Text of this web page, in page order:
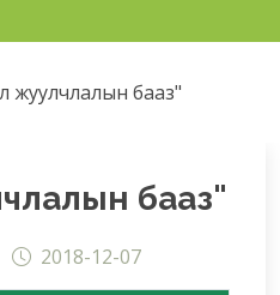
жуулчлалын бааз"
бааз"
2018-12-07